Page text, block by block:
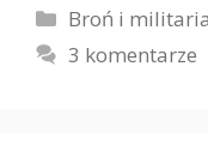
Kategorie
Broń i militaria
3 komentarze